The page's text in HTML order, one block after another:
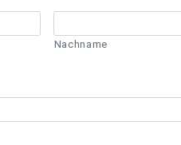
Nachname